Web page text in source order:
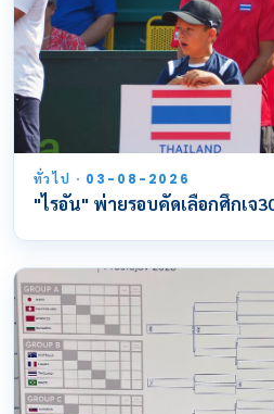
ทั่วไป · 03-08-2026
"ไรอัน" พ่ายรอบคัดเลือกศึกเจ